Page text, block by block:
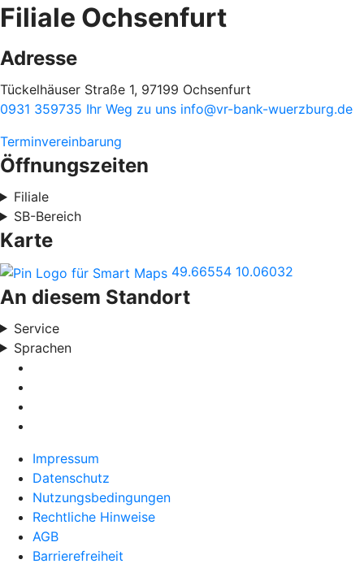
Filiale Ochsenfurt
Adresse
Tückelhäuser Straße 1, 97199 Ochsenfurt
0931 359735 Ihr Weg zu uns info@vr-bank-wuerzburg.de
Terminvereinbarung
Öffnungszeiten
Filiale
SB-Bereich
Karte
49.66554 10.06032
An diesem Standort
Service
Sprachen
Impressum
Datenschutz
Nutzungsbedingungen
Rechtliche Hinweise
AGB
Barrierefreiheit